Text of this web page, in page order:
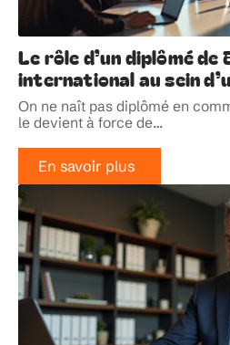
Le rôle d’un diplômé de
international au sein
On ne naît pas diplômé en
le devient à force de…
En savoir plus